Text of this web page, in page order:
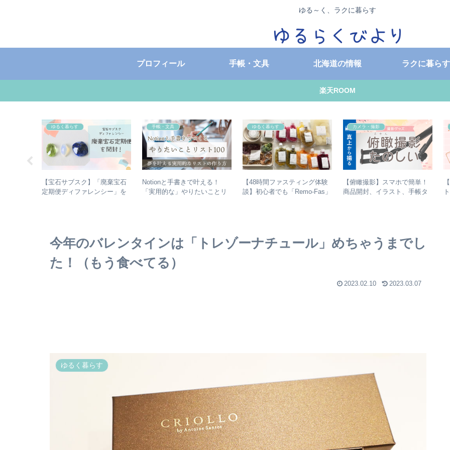
ゆる～く、ラクに暮らす
プロフィール 手帳・文具 北海道の情報 ラクに暮らす
楽天ROOM
ゆるく暮らす
【宝石サブスク】「廃棄宝石
定期便ディファレンシー」を
手帳・文具
Notionと手書きで叶える！
「実用的な」やりたいことリ
ゆるく暮らす
【48時間ファスティング体験
談】初心者でも「Remo-Fas」
カメラ・撮影
【俯瞰撮影】スマホで簡単！
商品開封、イラスト、手帳タ
今年のバレンタインは「トレゾーナチュール」めちゃうまでし
た！（もう食べてる）
2023.02.10 2023.03.07
ゆるく暮らす